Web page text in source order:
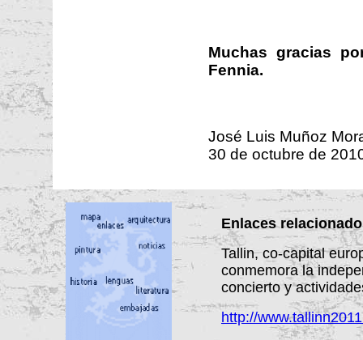
Muchas gracias
Fennia.
José Luis Muñoz
30 de octubre de
Enlaces
Tallin, co-capital
conmemora la
concierto y
http://